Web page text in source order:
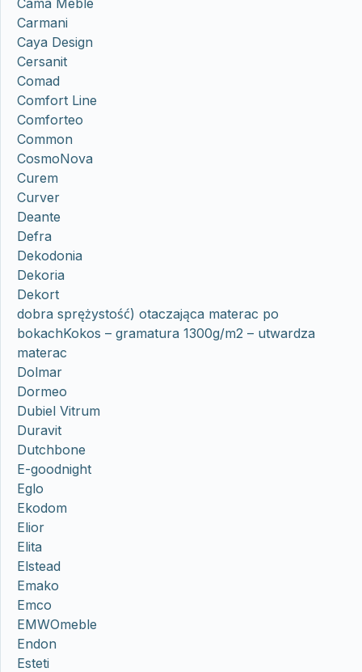
Carmani
Caya Design
Cersanit
Comad
Comfort Line
Comforteo
Common
CosmoNova
Curem
Curver
Deante
Defra
Dekodonia
Dekoria
Dekort
dobra sprężystość) otaczająca materac po
bokachKokos – gramatura 1300g/m2 – utwardza
materac
Dolmar
Dormeo
Dubiel Vitrum
Duravit
Dutchbone
E-goodnight
Eglo
Ekodom
Elior
Elita
Elstead
Emako
Emco
EMWOmeble
Endon
Esteti